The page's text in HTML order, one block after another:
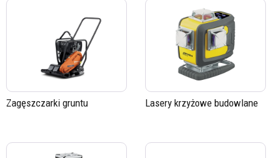
Zagęszczarki gruntu Lasery krzyżowe budowlane